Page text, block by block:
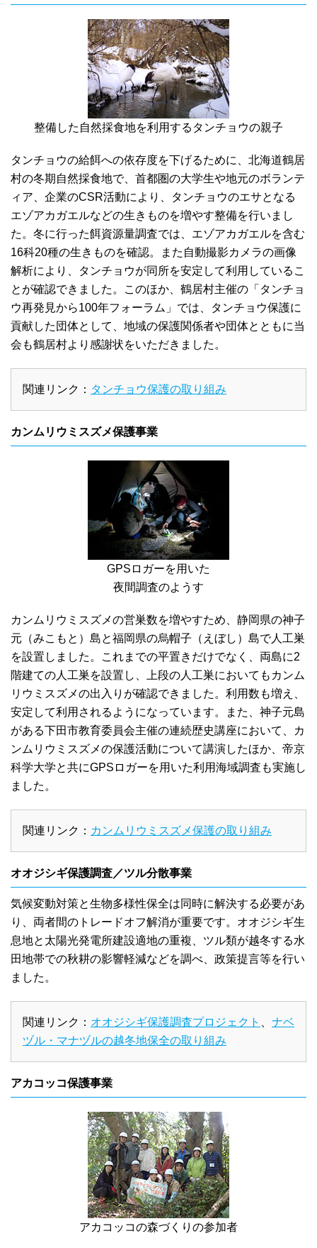
整備した自然採食地を利用するタンチョウの親子
タンチョウの給餌への依存度を下げるために、北海道鶴居
村の冬期自然採食地で、首都圏の大学生や地元のボランテ
ィア、企業のCSR活動により、タンチョウのエサとなる
エゾアカガエルなどの生きものを増やす整備を行いまし
た。冬に行った餌資源量調査では、エゾアカガエルを含む
16科20種の生きものを確認。また自動撮影カメラの画像
解析により、タンチョウが同所を安定して利用しているこ
とが確認できました。このほか、鶴居村主催の「タンチョ
ウ再発見から100年フォーラム」では、タンチョウ保護に
貢献した団体として、地域の保護関係者や団体とともに当
会も鶴居村より感謝状をいただきました。
関連リンク： タンチョウ保護の取り組み
カンムリウミスズメ保護事業
GPSロガーを用いた
夜間調査のようす
カンムリウミスズメの営巣数を増やすため、静岡県の神子
元（みこもと）島と福岡県の烏帽子（えぼし）島で人工巣
を設置しました。これまでの平置きだけでなく、両島に2
階建ての人工巣を設置し、上段の人工巣においてもカンム
リウミスズメの出入りが確認できました。利用数も増え、
安定して利用されるようになっています。また、神子元島
がある下田市教育委員会主催の連続歴史講座において、カ
ンムリウミスズメの保護活動について講演したほか、帝京
科学大学と共にGPSロガーを用いた利用海域調査も実施し
ました。
関連リンク： カンムリウミスズメ保護の取り組み
オオジシギ保護調査／ツル分散事業
気候変動対策と生物多様性保全は同時に解決する必要があ
り、両者間のトレードオフ解消が重要です。オオジシギ生
息地と太陽光発電所建設適地の重複、ツル類が越冬する水
田地帯での秋耕の影響軽減などを調べ、政策提言等を行い
ました。
関連リンク： オオジシギ保護調査プロジェクト
ナベ
ヅル・マナヅルの越冬地保全の取り組み
アカコッコ保護事業
アカコッコの森づくりの参加者